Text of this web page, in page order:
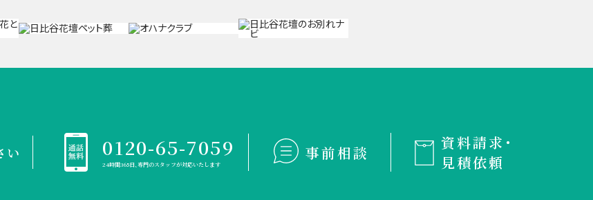
い 0120-65-7059
24時間365日、専門のスタッフが対応いたします
事前相談
資料請求・
見積依頼